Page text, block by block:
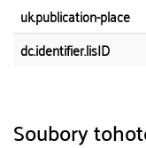
uk.publication-place
dc.identifier.lisID
Soubory